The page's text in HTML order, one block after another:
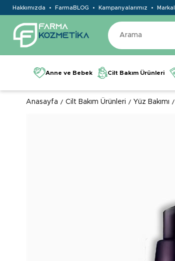
Hakkımızda FarmaBLOG Kampanyalarımız
Anne ve Bebek Cilt Bakım Ürünleri
Anasayfa Cilt Bakım Ürünleri Yüz Bakımı